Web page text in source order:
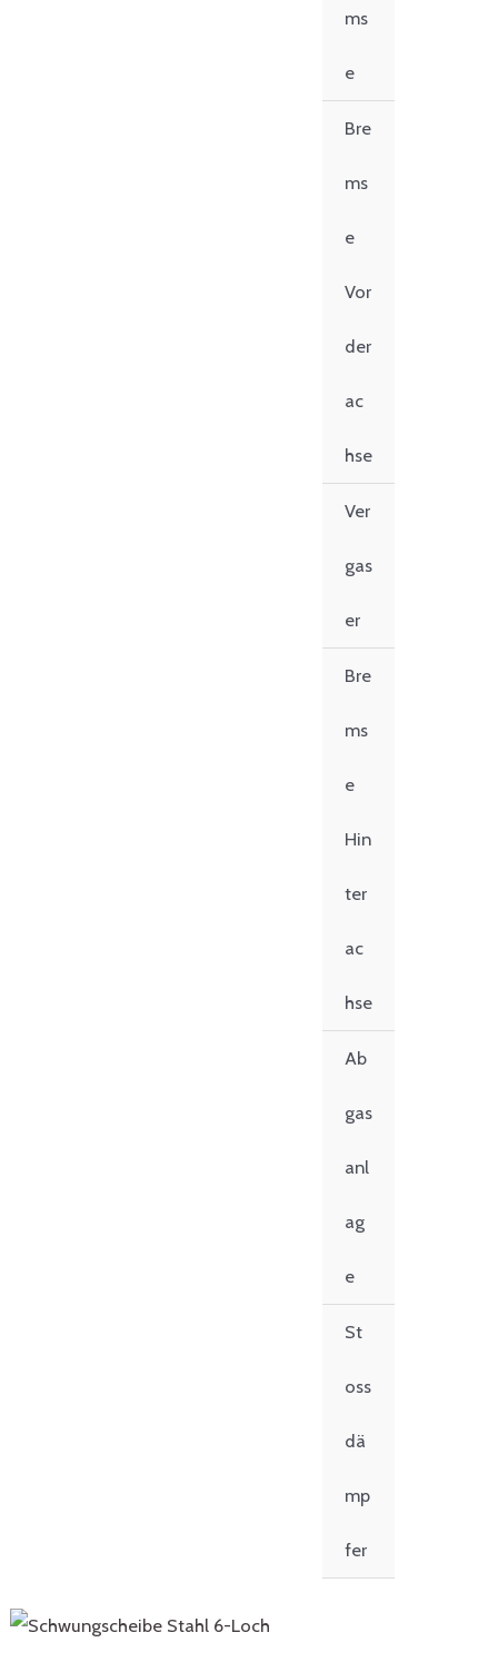
ms
e
Bre
ms
e
Vor
der
ac
hse
Ver
gas
er
Bre
ms
e
Hin
ter
ac
hse
Ab
gas
anl
ag
e
St
oss
dä
mp
fer